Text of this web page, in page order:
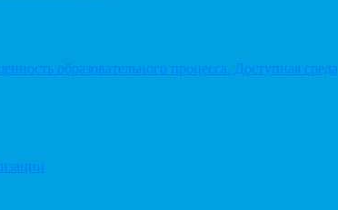
образовательного процесса. Доступная среда